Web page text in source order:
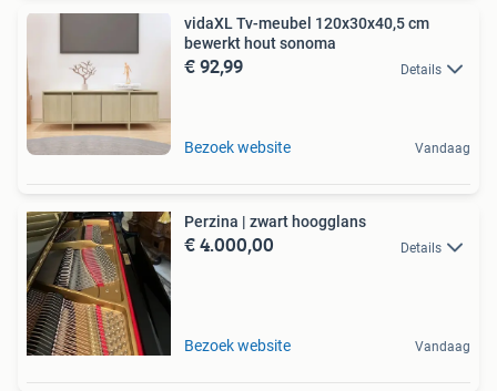
vidaXL Tv-meubel 120x30x40,5 cm
bewerkt hout sonoma
€ 92,99 Details
Bezoek website Vandaag
Perzina | zwart hoogglans
€ 4.000,00 Details
Bezoek website Vandaag